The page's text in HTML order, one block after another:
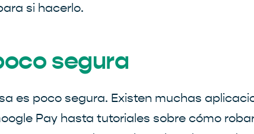
si hacerlo.
segura
es poco segura. Existen muchas
Pay hasta tutoriales sobre cómo